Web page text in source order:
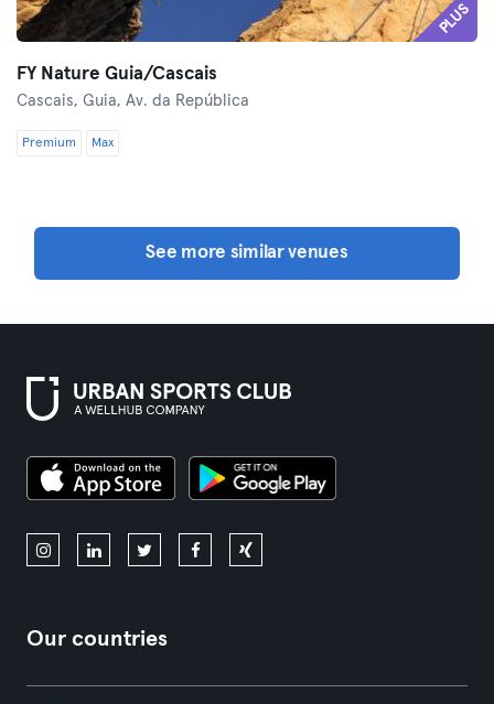
PLUS
FY Nature Guia/Cascais
Cascais, Guia, Av. da República
Premium Max
See more similar venues
Our countries